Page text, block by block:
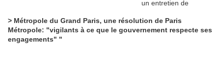
> Métropole du Grand Paris, une résolution de Paris
Métropole: "vigilants à ce que le gouvernement respecte ses
engagements" "